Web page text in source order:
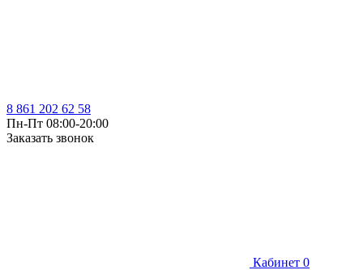
8 861 202 62 58
Пн-Пт 08:00-20:00
Заказать звонок
Кабинет 0